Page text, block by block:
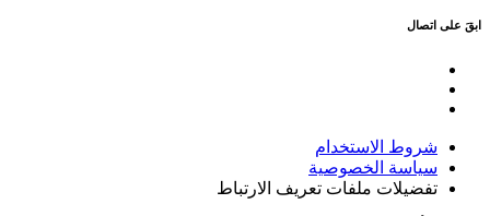
ابقَ على اتصال
شروط الاستخدام
سياسة الخصوصية
تفضيلات ملفات تعريف الارتباط